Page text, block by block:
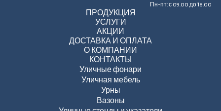
Пн-пт: с 09.00 до 18.00
ПРОДУКЦИЯ
УСЛУГИ
АКЦИИ
ДОСТАВКА И ОПЛАТА
О КОМПАНИИ
КОНТАКТЫ
Уличные фонари
Уличная мебель
Урны
Вазоны